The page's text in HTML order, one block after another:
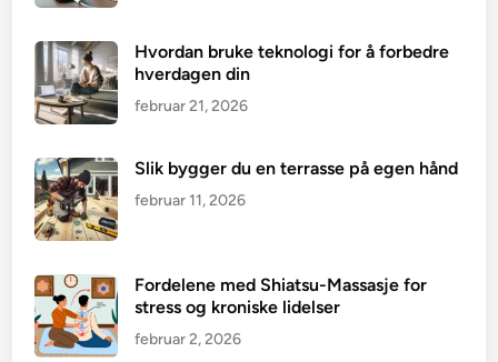
Hvordan bruke teknologi for å forbedre
hverdagen din
februar 21, 2026
Slik bygger du en terrasse på egen hånd
februar 11, 2026
Fordelene med Shiatsu-Massasje for
stress og kroniske lidelser
februar 2, 2026